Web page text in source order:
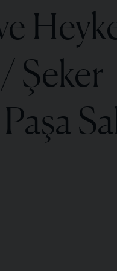
Şeker